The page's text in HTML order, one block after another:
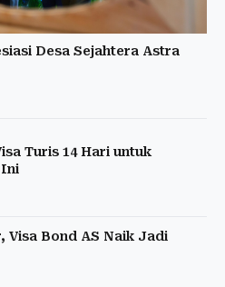
Desa Sejahtera Astra
Turis 14 Hari untuk
Ini
Visa Bond AS Naik Jadi